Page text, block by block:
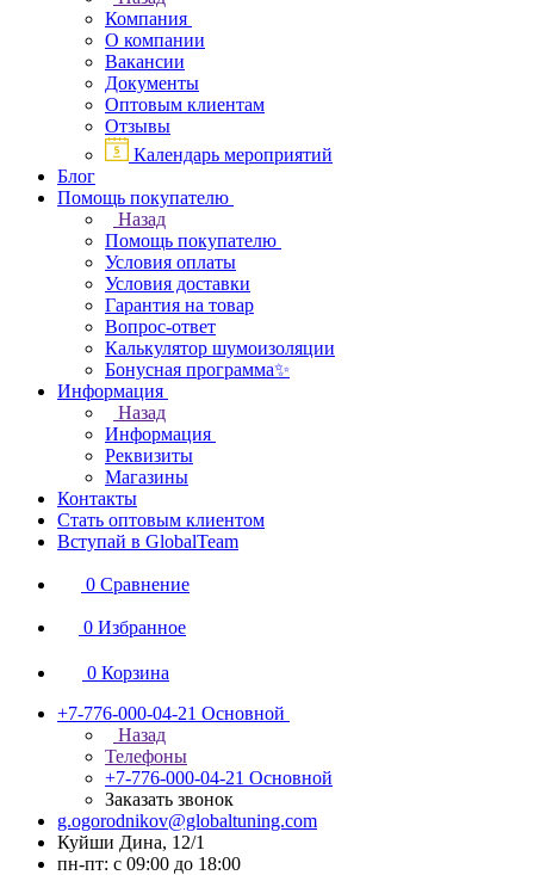
Компания
О компании
Вакансии
Документы
Оптовым клиентам
Отзывы
Календарь мероприятий
Блог
Помощь покупателю
Назад
Помощь покупателю
Условия оплаты
Условия доставки
Гарантия на товар
Вопрос-ответ
Калькулятор шумоизоляции
Бонусная программа✨
Информация
Назад
Информация
Реквизиты
Магазины
Контакты
Стать оптовым клиентом
Вступай в GlobalTeam
0 Сравнение
0 Избранное
0 Корзина
+7-776-000-04-21 Основной
Назад
Телефоны
+7-776-000-04-21 Основной
Заказать звонок
g.ogorodnikov@globaltuning.com
Куйши Дина, 12/1
пн-пт: с 09:00 до 18:00